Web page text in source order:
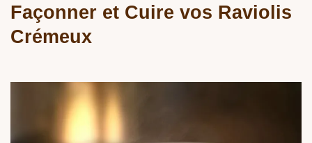
Façonner et Cuire vos Raviolis
Crémeux